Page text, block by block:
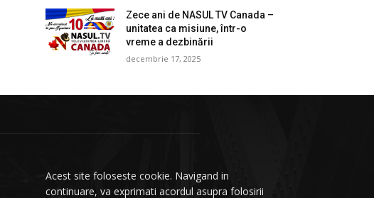
Zece ani de NASUL TV Canada –
unitatea ca misiune, într-o
vreme a dezbinării
decembrie 17, 2025
Acest site foloseste cookie. Navigand in
continuare, va exprimati acordul asupra folosirii